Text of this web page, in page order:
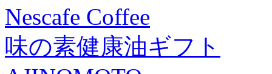
Nescafe Coffee
味の素健康油ギフト